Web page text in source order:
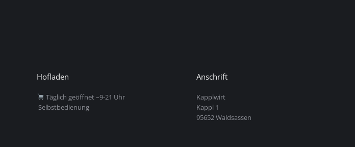
Hofladen
Täglich geöffnet –9-21 Uhr
Selbstbedienung
Anschrift
Kapplwirt
Kappl 1
95652 Waldsassen